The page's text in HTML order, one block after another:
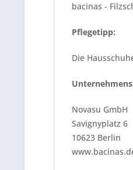
bacinas -
Pflegetipp:
Die
Novasu GmbH
Savignyplatz 6
10623 Berlin